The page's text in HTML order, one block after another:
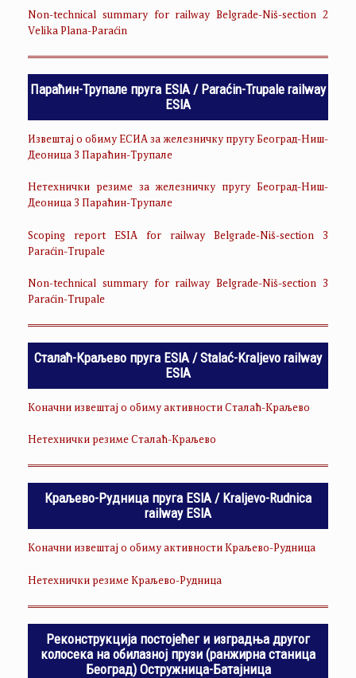
Non-technical summary for railway Belgrade-Niš-section 2
Velika Plana-Paraćin
Параћин-Трупале пруга ESIA / Paraćin-Trupale railway
ESIA
Извештај о обиму ЕСИА за железничку пругу Београд-Ниш-
Деоница 3 Параћин-Трупале
Нетехнички резиме за железничку пругу Београд-Ниш-
Деоница 3 Параћин-Трупале
Scoping report ESIA for railway Belgrade-Niš-section 3
Paraćin-Trupale
Non-technical summary for railway Belgrade-Niš-section 3
Paraćin-Trupale
Сталаћ-Краљево пруга ESIA / Stalać-Kraljevo railway
ESIA
Коначни извештај о обиму активности Сталаћ-Краљево
Нетехнички резиме Сталаћ-Краљево
Краљево-Рудница пруга ESIA / Kraljevo-Rudnica
railway ESIA
Коначни извештај о обиму активности Краљево-Рудница
Нетехнички резиме Краљево-Рудница
Реконструкција постојећег и изградња другог
колосека на обилазној прузи (ранжирна станица
Београд) Остружница-Батајница